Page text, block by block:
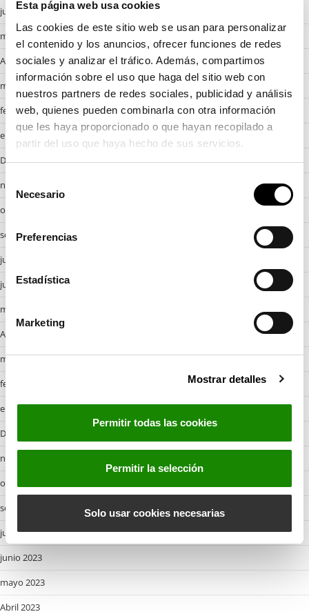
Esta página web usa cookies
Las cookies de este sitio web se usan para personalizar
el contenido y los anuncios, ofrecer funciones de redes
sociales y analizar el tráfico. Además, compartimos
información sobre el uso que haga del sitio web con
nuestros partners de redes sociales, publicidad y análisis
web, quienes pueden combinarla con otra información
que les haya proporcionado o que hayan recopilado a
partir del uso que haya hecho de sus servicios.
c
n
c
e
i
n
t
Necesario
Preferencias
Estadística
Marketing
Mostrar detalles
Permitir todas las cookies
Permitir la selección
Solo usar cookies necesarias
junio 2025
mayo 2025
Abril 2025
marzo 2025
febrero 2025
enero 2025
Desembre 2024
noviembre 2024
octubre 2024
septiembre 2024
julio 2024
junio 2024
mayo 2024
Abril 2024
marzo 2024
febrero 2024
enero 2024
Desembre 2023
noviembre 2023
octubre 2023
septiembre 2023
julio 2023
junio 2023
mayo 2023
Abril 2023